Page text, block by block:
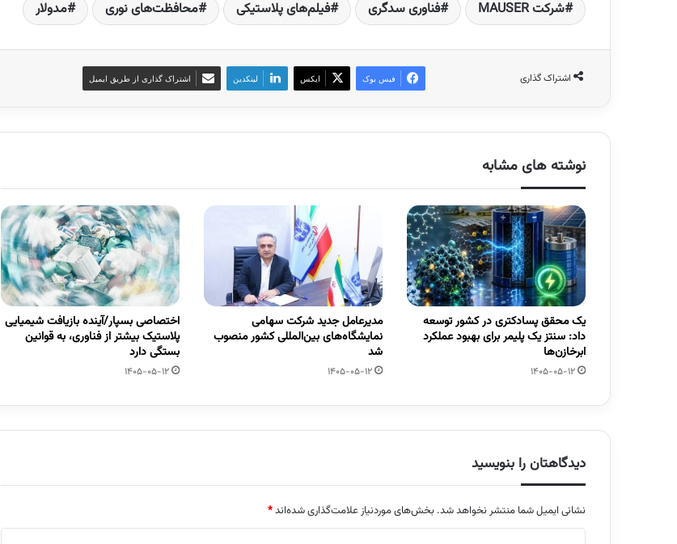
شرکت MAUSER
فناوری سدگری فیلم‌های پلاستیکی محافظت‌های نوری مدولار
اشتراک گذاری فیس بوک ایکس لینکدین اشتراک گذاری از طریق ایمیل
نوشته های مشابه
یک محقق پسادکتری در کشور توسعه
داد: سنتز یک پلیمر برای بهبود عملکرد
ابرخازن‌ها
1405-05-12
مدیرعامل جدید شرکت سهامی
نمایشگاه‌های بین‌المللی کشور منصوب
شد
1405-05-12
اختصاصی بسپار/آینده بازیافت شیمیایی
پلاستیک بیشتر از فناوری، به قوانین
بستگی دارد
1405-05-12
دیدگاهتان را بنویسید
نشانی ایمیل شما منتشر نخواهد شد. بخش‌های موردنیاز علامت‌گذاری شده‌اند*